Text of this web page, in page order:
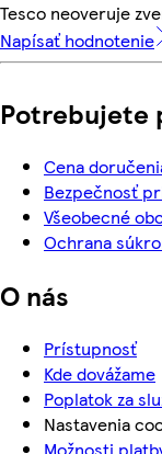
Tesco neoveruje
Napísať hodnotenie
Potrebujete
Cena
Bezpečnosť
Všeobecné
Ochrana
O nás
Prístupnosť
Kde dovážame
Poplatok za
Nastavenia
Možnosti